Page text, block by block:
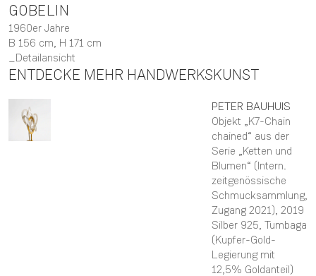
GOBELIN
1960er Jahre
B 156 cm, H 171 cm
Detailansicht
ENTDECKE MEHR HANDWERKSKUNST
PETER BAUHUIS
Objekt „K7-Chain
chained“ aus der
Serie „Ketten und
Blumen“ (Intern.
zeitgenössische
Schmucksammlung,
Zugang 2021), 2019
Silber 925, Tumbaga
(Kupfer-Gold-
Legierung mit
12,5% Goldanteil)